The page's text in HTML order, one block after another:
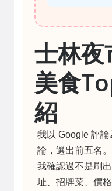
士林夜
美食
紹
我以 Google 評
論，選出前五名
我確認過不是刷
址、招牌菜、價